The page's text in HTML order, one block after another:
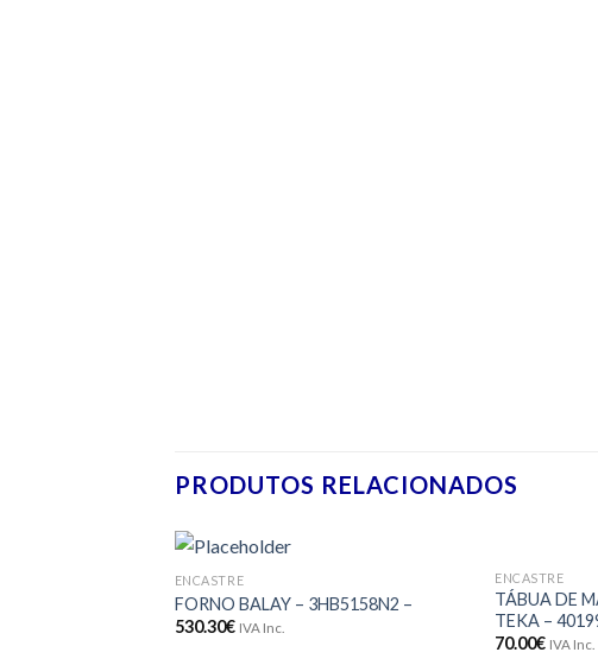
PRODUTOS RELACIONADOS
aos meus
ENCASTRE
FORNO BALAY – 3HB5158N2 –
530.30€ IVA Inc.
ENCASTRE
TÁBUA DE
TEKA –
70.00€ IVA Inc.